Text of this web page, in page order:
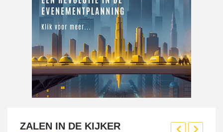
ZALEN IN DE KIJKER